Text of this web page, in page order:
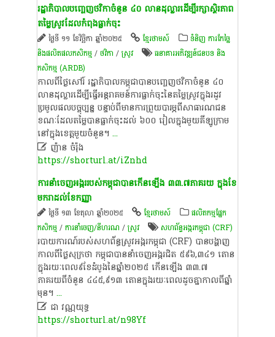
រដ្ឋាភិបាលបញ្ចេញថវិកាចំនួន ៤០ លានដុល្លារដើម្បីរក្សាស្ថិរភាព
តម្លៃស្រូវដែលកំពុងធ្លាក់ចុះ
ថ្ងៃទី ១១ ខែវិច្ឆិកា ឆ្នាំ២០២៥ ខ្មែរថាមស៍
ទំនិញ ការកែច្នៃ
និងផលិតផលកសិកម្ម/ថវិកា /​ស្រូវ​
ធនាគារ​អភិវឌ្ឍន៍ជនបទ និង​
កសិកម្ម​ (ARDB)
កាលពីថ្ងៃសៅរ៍ រដ្ឋាភិបាលកម្ពុជាបានបញ្ចេញថវិកាចំនួន ៤០
លានដុល្លារដើម្បីធ្វើអន្តរាគមន៍ការធ្លាក់ចុះនៃតម្លៃស្រូវក្នុងរដូវ
ប្រមូលផលបច្ចុប្បន្ន បន្ទាប់ពីមានការព្រួយបារម្ភពីសាធារណជន
ខណៈដែលតម្លៃបានធ្លាក់ចុះដល់ ៦០០ រៀលក្នុងមួយគីឡូក្រាម
នៅក្នុងខេត្តមួយចំនួន។ ...
ញ៉ា​ន​ ​ចំ​រ៉ុ​ង
https://shorturl.at/iZnhd
ការនាំចេញអង្កររបស់កម្ពុជាបានកើនឡើង ៣៣.៧ភាគរយ ក្នុងខែ
មករាដល់ខែកញ្ញា
ថ្ងៃទី ១៣ ខែតុលា ឆ្នាំ២០២៥ ខ្មែរថាមស៍
​ផលិតកម្ម​ផ្នែក​
កសិកម្ម​/ការនាំចេញ/នីហរណ /​ស្រូវ​ ​សហព័ន្ធ​អង្ករ​កម្ពុជា (CRF)
របាយការណ៍របស់សហព័ន្ធស្រូវអង្ករកម្ពុជា (CRF) បានបង្ហាញ
កាលពីថ្ងៃសុក្រថា កម្ពុជាបាននាំចេញអង្ករជិត ៥៩៦,៣៤១ តោន
ក្នុងរយៈពេល៩ខែដំបូងនៃឆ្នាំ២០២៥ កើនឡើង ៣៣.៧
ភាគរយពីចំនួន ៤៤៥,៩១៣ តោនក្នុងរយៈពេលដូចគ្នាកាលពីឆ្នាំ
មុន។ ...
ជា វណ្ណយុទ្ធ
https://shorturl.at/n98Yf